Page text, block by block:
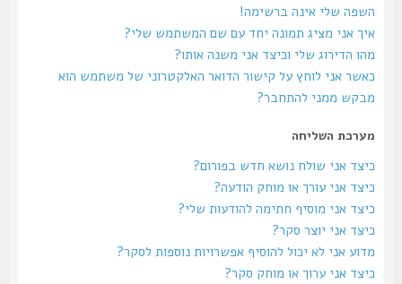
השפה שלי אינה ברשימה!
איך אני מציג תמונה יחד עם שם המשתמש שלי?
מהו הדירוג שלי וכיצד אני משנה אותו?
כאשר אני לוחץ על קישור הדואר האלקטרוני של משתמש הוא
מבקש ממני להתחבר?
מערכת השליחה
כיצד אני שולח נושא חדש בפורום?
כיצד אני עורך או מוחק הודעה?
כיצד אני מוסיף חתימה להודעות שלי?
כיצד אני יוצר סקר?
מדוע אני לא יכול להוסיף אפשרויות נוספות לסקר?
כיצד אני ערוך או מוחק סקר?